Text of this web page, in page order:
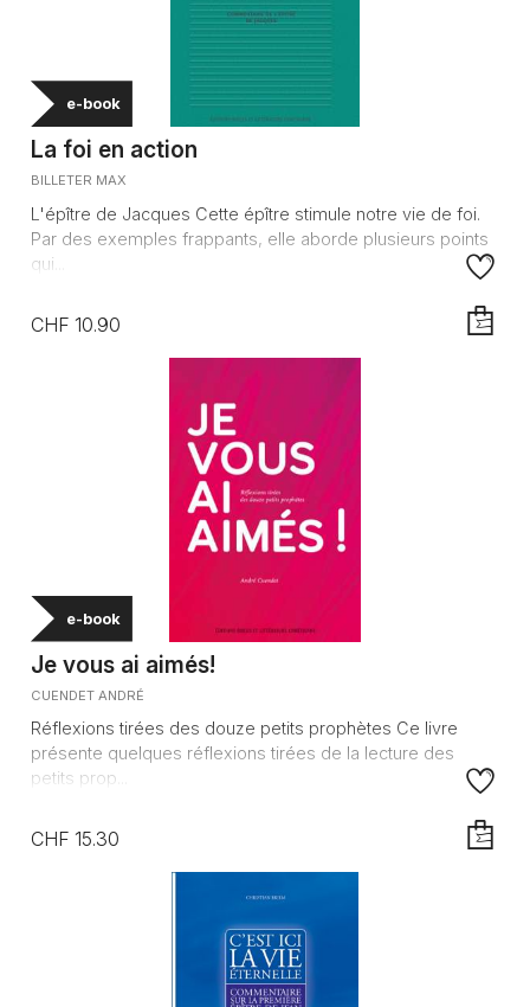
e-book
La foi en action
BILLETER MAX
L'épître de Jacques Cette épître stimule notre vie de foi.
Par des exemples frappants, elle aborde plusieurs points
qui...
CHF 10.90
e-book
Je vous ai aimés!
CUENDET ANDRÉ
Réflexions tirées des douze petits prophètes Ce livre
présente quelques réflexions tirées de la lecture des
petits prop...
CHF 15.30